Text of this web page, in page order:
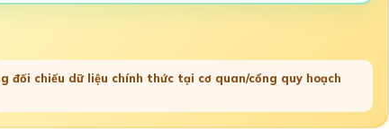
chiếu dữ liệu chính thức tại cơ quan/cổng quy hoạch